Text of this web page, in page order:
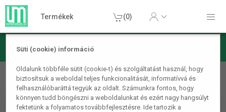
Süti (cookie) információ
Oldalunk többféle sütit (cookie-t) és szolgáltatást használ, hogy
biztosítsuk a weboldal teljes funkcionalitását, informatívvá és
felhasználóbaráttá tegyük az oldalt. Számunkra fontos, hogy
könnyen tudd böngészni a weboldalunkat és ezért nagy hangsúlyt
fektetünk a folyamatos továbbfejlesztésre. Ide tartozik a
Termékek (0)
Autós termékek Autós kiegészítők
Mágikus autó tisztító
gyurma